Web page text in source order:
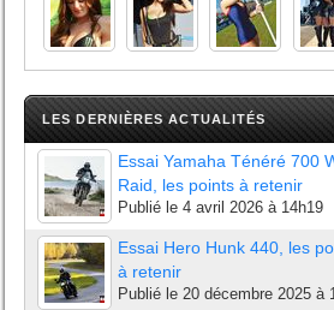
LES DERNIÈRES ACTUALITÉS
Essai Yamaha Ténéré 700
Raid, les points à retenir
Publié le 4 avril 2026 à 14h19
Essai Hero Hunk 440, les
à retenir
Publié le 20 décembre 2025 à